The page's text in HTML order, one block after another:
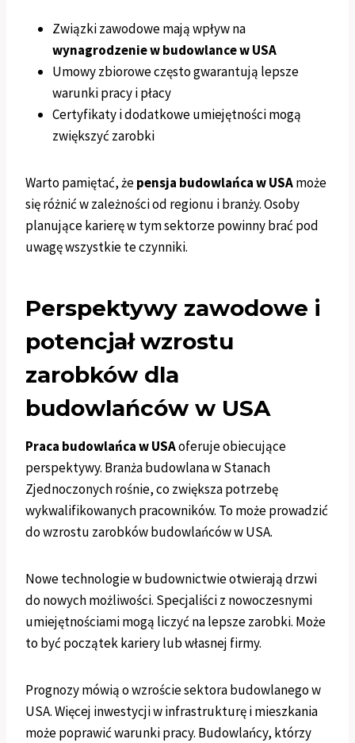
Związki zawodowe mają wpływ na
wynagrodzenie w budowlance w USA
Umowy zbiorowe często gwarantują lepsze
warunki pracy i płacy
Certyfikaty i dodatkowe umiejętności mogą
zwiększyć zarobki
Warto pamiętać, żepensja budowlańca w USAmoże
się różnić w zależności od regionu i branży. Osoby
planujące karierę w tym sektorze powinny brać pod
uwagę wszystkie te czynniki.
Perspektywy zawodowe i
potencjał wzrostu
zarobków dla
budowlańców w USA
Praca budowlańca w USAoferuje obiecujące
perspektywy. Branża budowlana w Stanach
Zjednoczonych rośnie, co zwiększa potrzebę
wykwalifikowanych pracowników. To może prowadzić
do wzrostu zarobków budowlańców w USA.
Nowe technologie w budownictwie otwierają drzwi
do nowych możliwości. Specjaliści z nowoczesnymi
umiejętnościami mogą liczyć na lepsze zarobki. Może
to być początek kariery lub własnej firmy.
Prognozy mówią o wzroście sektora budowlanego w
USA. Więcej inwestycji w infrastrukturę i mieszkania
może poprawić warunki pracy. Budowlańcy, którzy